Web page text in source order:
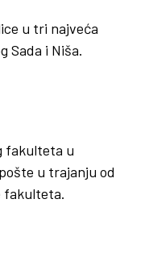
u tri najveća
Sada i Niša.
fakulteta u
u trajanju od
fakulteta.